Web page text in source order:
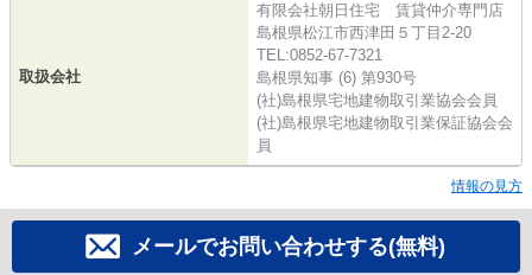
取扱会社
有限会社朝日住宅 賃貸仲介専門店
島根県松江市西津田５丁目2-20
TEL:0852-67-7321
島根県知事 (6) 第930号
(社)島根県宅地建物取引業協会会員
(社)島根県宅地建物取引業保証協会会
員
情報の見方
メールでお問い合わせする(無料)